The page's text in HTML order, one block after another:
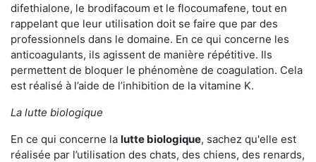
difethialone, le brodifacoum et le flocoumafene, tout en
rappelant que leur utilisation doit se faire que par des
professionnels dans le domaine. En ce qui concerne les
anticoagulants, ils agissent de manière répétitive. Ils
permettent de bloquer le phénomène de coagulation. Cela
est réalisé à l’aide de l’inhibition de la vitamine K.
La lutte biologique
En ce qui concerne la lutte biologique, sachez qu'elle est
réalisée par l’utilisation des chats, des chiens, des renards,